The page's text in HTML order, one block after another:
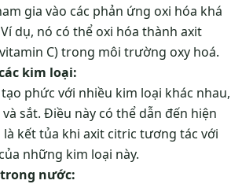
gia vào các phản ứng oxi hóa khá
dụ, nó có thể oxi hóa thành axit
C) trong môi trường oxy hoá.
kim loại:
phức với nhiều kim loại khác nhau,
sắt. Điều này có thể dẫn đến hiện
kết tủa khi axit citric tương tác với
những kim loại này.
nước: